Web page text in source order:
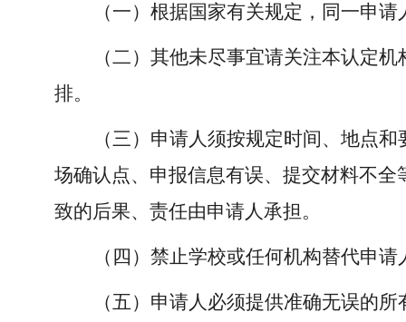
（一）根据国家有关规定，同一申
（二）其他未尽事宜请关注本认定
排。
（三）申请人须按规定时间、地点
场确认点、申报信息有误、提交材料不
致的后果、责任由申请人承担。
（四）禁止学校或任何机构替代申
（五）申请人必须提供准确无误的